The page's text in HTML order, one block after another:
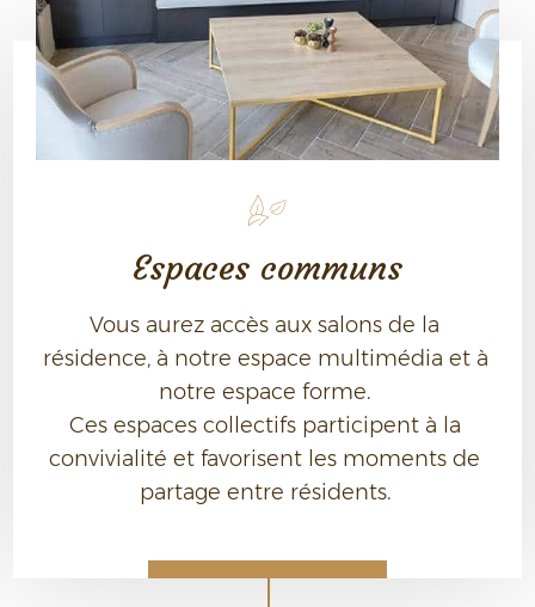
Espaces communs
Vous aurez accès aux salons de la
résidence, à notre espace multimédia et à
notre espace forme.
Ces espaces collectifs participent à la
convivialité et favorisent les moments de
partage entre résidents.